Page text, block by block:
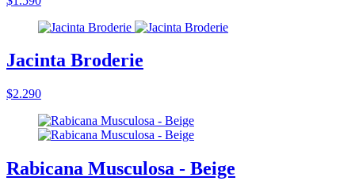
Jacinta Broderie
$2.290
Rabicana Musculosa - Beige